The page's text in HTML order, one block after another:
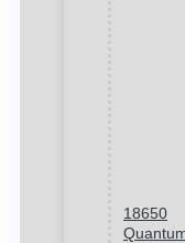
18650